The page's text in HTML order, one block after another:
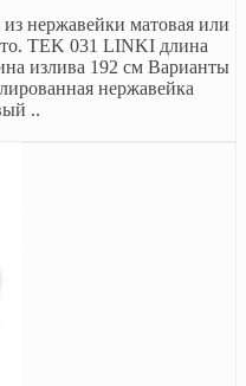
нержавейки матовая или
TEK 031 LINKI длина
излива 192 см Варианты
нержавейка
..